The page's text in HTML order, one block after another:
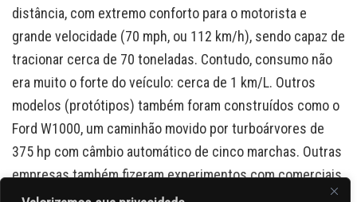
distância, com extremo conforto para o motorista e
grande velocidade (70 mph, ou 112 km/h), sendo capaz de
tracionar cerca de 70 toneladas. Contudo, consumo não
era muito o forte do veículo: cerca de 1 km/L. Outros
modelos (protótipos) também foram construídos como o
Ford W1000, um caminhão movido por turboárvores de
375 hp com câmbio automático de cinco marchas. Outras
empresas também fizeram experimentos com comerciais
a turbina como a Chevrolet (Turbo Titan III).